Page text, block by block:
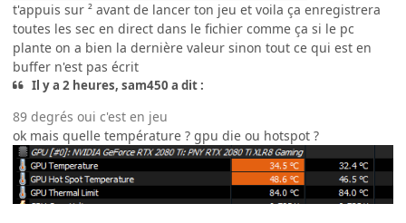
t'appuis sur ² avant de lancer ton jeu et voila ça enregistrera
toutes les sec en direct dans le fichier comme ça si le pc
plante on a bien la dernière valeur sinon tout ce qui est en
buffer n'est pas écrit
Il y a 2 heures, sam450 a dit :
89 degrés oui c'est en jeu
ok mais quelle température ? gpu die ou hotspot ?